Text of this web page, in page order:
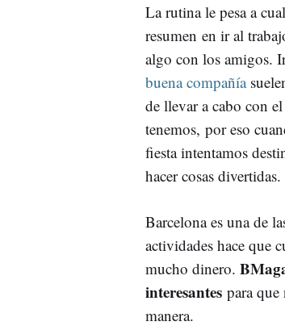
La rutina le pesa a
resumen en ir al
algo con los amigos.
buena compañía
de llevar a cabo con
tenemos, por eso
fiesta intentamos
hacer cosas divertidas.
Barcelona es una de
actividades hace que
mucho dinero.
interesantes para que
manera.